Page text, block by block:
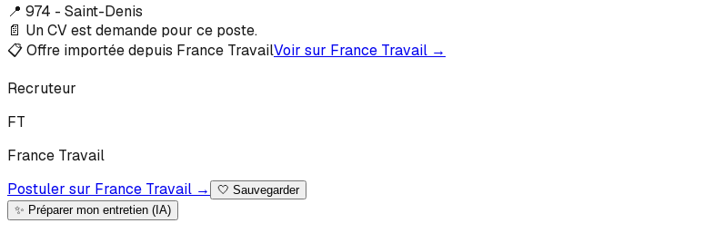
📍 974 - Saint-Denis
📄 Un CV est demande pour ce poste.
📋 Offre importée depuis France TravailVoir sur France Travail →
Recruteur
FT
France Travail
Postuler sur France Travail →
🤍 Sauvegarder
✨ Préparer mon entretien (IA)